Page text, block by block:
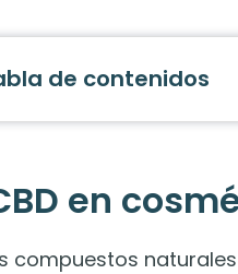
de contenidos
en
compuestos